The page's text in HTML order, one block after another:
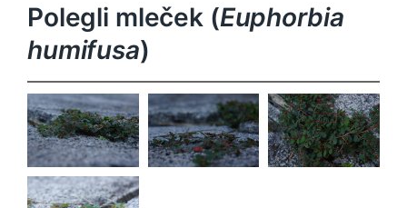
Polegli mleček (Euphorbia
humifusa)
Euphorbia
humifusa
Euphorbia
humifusa
Euphorbia
humifusa
Euphorbia
humifusa